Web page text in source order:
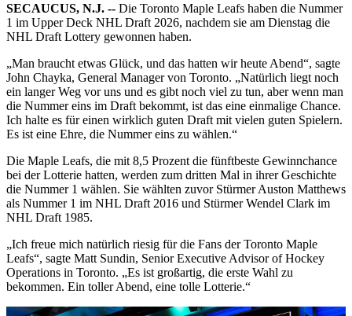
SECAUCUS, N.J. -- Die Toronto Maple Leafs haben die Nummer
1 im Upper Deck NHL Draft 2026, nachdem sie am Dienstag die
NHL Draft Lottery gewonnen haben.
„Man braucht etwas Glück, und das hatten wir heute Abend“, sagte
John Chayka, General Manager von Toronto. „Natürlich liegt noch
ein langer Weg vor uns und es gibt noch viel zu tun, aber wenn man
die Nummer eins im Draft bekommt, ist das eine einmalige Chance.
Ich halte es für einen wirklich guten Draft mit vielen guten Spielern.
Es ist eine Ehre, die Nummer eins zu wählen.“
Die Maple Leafs, die mit 8,5 Prozent die fünftbeste Gewinnchance
bei der Lotterie hatten, werden zum dritten Mal in ihrer Geschichte
die Nummer 1 wählen. Sie wählten zuvor Stürmer Auston Matthews
als Nummer 1 im NHL Draft 2016 und Stürmer Wendel Clark im
NHL Draft 1985.
„Ich freue mich natürlich riesig für die Fans der Toronto Maple
Leafs“, sagte Matt Sundin, Senior Executive Advisor of Hockey
Operations in Toronto. „Es ist großartig, die erste Wahl zu
bekommen. Ein toller Abend, eine tolle Lotterie.“